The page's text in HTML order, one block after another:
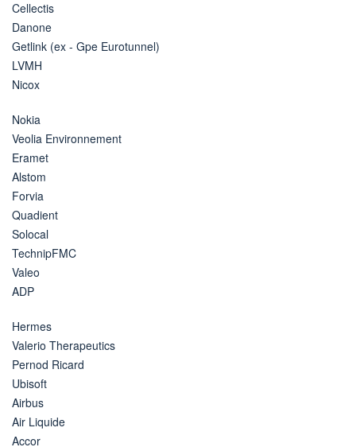
Cellectis
Danone
Getlink (ex - Gpe Eurotunnel)
LVMH
Nicox
Nokia
Veolia Environnement
Eramet
Alstom
Forvia
Quadient
Solocal
TechnipFMC
Valeo
ADP
Hermes
Valerio Therapeutics
Pernod Ricard
Ubisoft
Airbus
Air Liquide
Accor